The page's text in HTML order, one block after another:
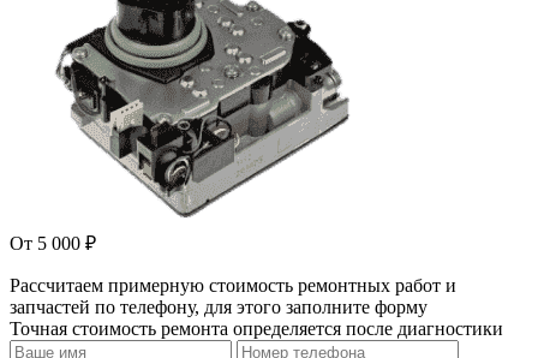
От 5 000 ₽
Рассчитаем примерную стоимость ремонтных работ и
запчастей по телефону, для этого заполните форму
Точная стоимость ремонта определяется после диагностики